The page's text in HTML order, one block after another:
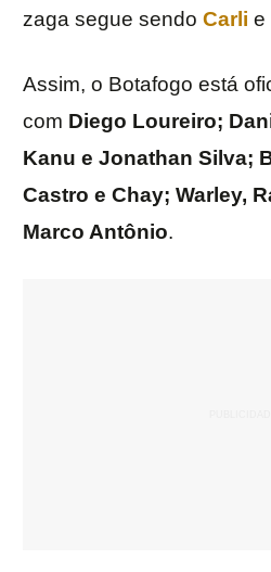
zaga segue sendo Carli e
Assim, o Botafogo está
com Diego Loureiro;
Kanu e Jonathan Silva;
Castro e Chay; Warley,
Marco Antônio.